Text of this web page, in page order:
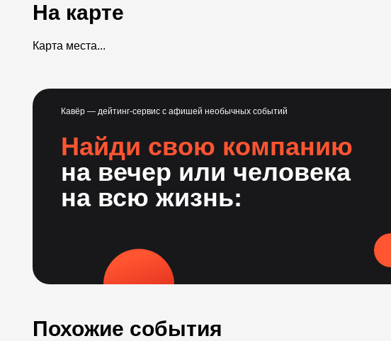
На карте
Карта места...
Кавёр — дейтинг-сервис с афишей необычных событий
Найди свою компанию
на вечер или человека
на всю жизнь:
Похожие события